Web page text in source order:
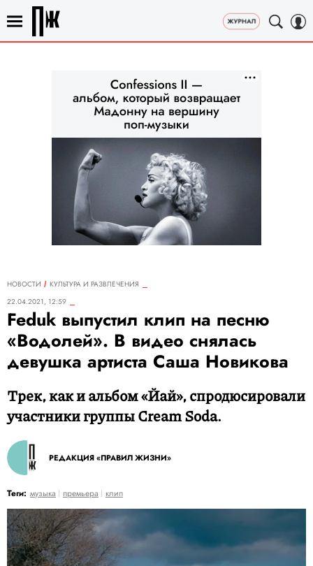
НОВОСТИ
КУЛЬТУРА И РАЗВЛЕЧЕНИЯ
22.04.2021, 12:59
Feduk выпустил клип на песню
«Водолей». В видео снялась
девушка артиста Саша Новикова
Трек, как и альбом «Йай», спродюсировали
участники группы Cream Soda.
РЕДАКЦИЯ «ПРАВИЛ ЖИЗНИ»
Теги: музыка премьера клип